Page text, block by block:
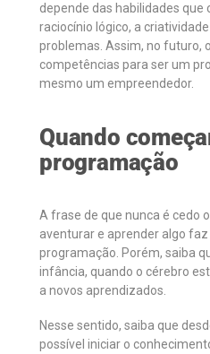
depende das habilidades que
raciocínio lógico, a
problemas. Assim, no futuro,
competências para ser um
mesmo um empreendedor.
Quando
programação
A frase de que nunca é cedo
aventurar e aprender algo
programação. Porém, saiba
infância, quando o cérebro
a novos aprendizados.
Nesse sentido, saiba que
possível iniciar o